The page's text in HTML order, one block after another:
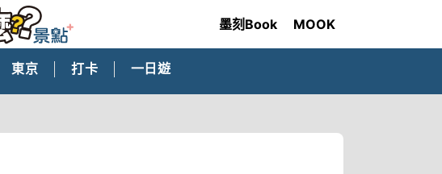
墨刻Book MOOK
東京 打卡 一日遊